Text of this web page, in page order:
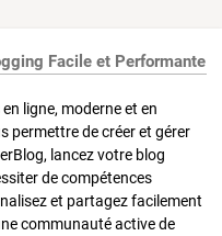
Facile et Performante
ligne, moderne et en
permettre de créer et gérer
lancez votre blog
de compétences
et partagez facilement
communauté active de